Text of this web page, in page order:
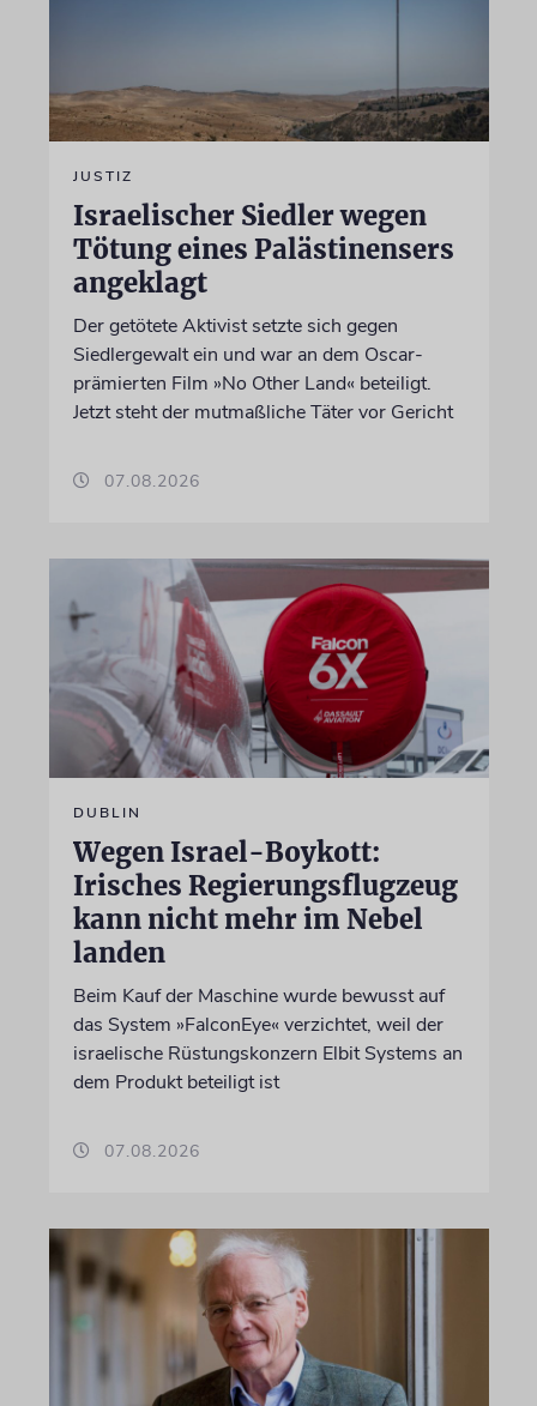
JUSTIZ
Israelischer Siedler wegen
Tötung eines Palästinensers
angeklagt
Der getötete Aktivist setzte sich gegen
Siedlergewalt ein und war an dem Oscar-
prämierten Film »No Other Land« beteiligt.
Jetzt steht der mutmaßliche Täter vor Gericht
07.08.2026
DUBLIN
Wegen Israel-Boykott:
Irisches Regierungsflugzeug
kann nicht mehr im Nebel
landen
Beim Kauf der Maschine wurde bewusst auf
das System »FalconEye« verzichtet, weil der
israelische Rüstungskonzern Elbit Systems an
dem Produkt beteiligt ist
07.08.2026